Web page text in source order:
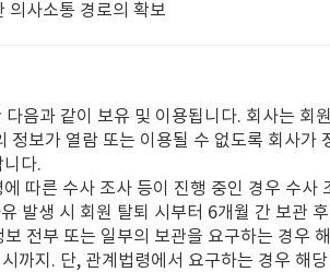
의사소통 경로의 확보
음과 같이 보유 및 이용됩니다. 회사는 회
보가 열람 또는 이용될 수 없도록 회사가
다.
따른 수사 조사 등이 진행 중인 경우 수사
발생 시 회원 탈퇴 시부터 6개월 간 보관
전부 또는 일부의 보관을 요구하는 경우
지. 단, 관계법령에서 요구하는 경우 해